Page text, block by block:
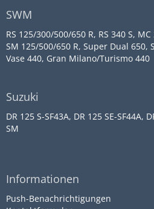
SWM
RS 125/300/500/650 R, RS 340 S, MC
SM 125/500/650 R, Super Dual 650,
Vase 440, Gran Milano/Turismo 440
Suzuki
DR 125 S-SF43A, DR 125 SE-SF44A,
SM
Informationen
Push-Benachrichtigungen